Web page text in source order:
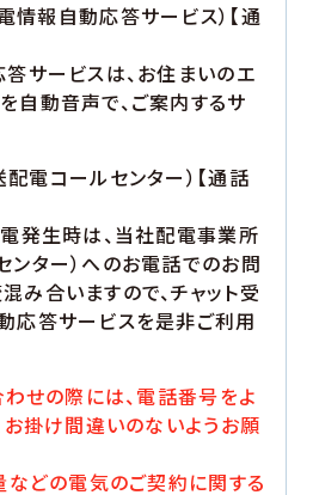
情報自動応答サービス）【通
サービスは、お住まいのエ
自動音声で、ご案内するサ
配電コールセンター）【通話
発生時は、当社配電事業所
ンター）へのお電話でのお問
み合いますので、チャット受
応答サービスを是非ご利用
せの際には、電話番号をよ
お掛け間違いのないようお願
どの電気のご契約に関する